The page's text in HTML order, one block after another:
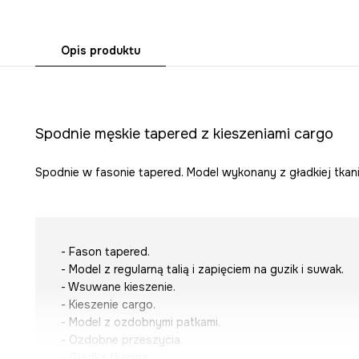
Opis produktu
Spodnie męskie tapered z kieszeniami cargo
Spodnie w fasonie tapered. Model wykonany z gładkiej
- Fason tapered.
- Model z regularną talią i zapięciem na guzik i suwak.
- Wsuwane kieszenie.
- Kieszenie cargo.
- Model z ozdobnymi patkami.
- Ozdobne przeszycia.